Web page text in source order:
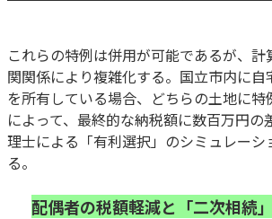
これらの特例は併用が可能であるが、
関関係により複雑化する。国立市内に
を所有している場合、どちらの土地に
によって、最終的な納税額に数百万円の
理士による「有利選択」のシミュレーシ
る。
配偶者の税額軽減と「二次相続